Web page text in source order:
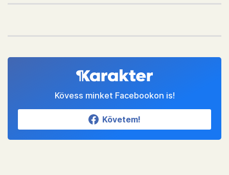
Kövess minket Facebookon is!
Követem!